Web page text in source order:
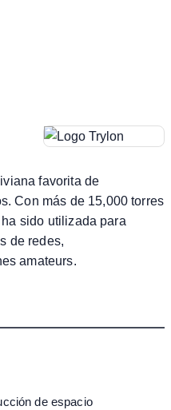
favorita de
Con más de 15,000 torres
sido utilizada para
de redes,
amateurs.
de espacio